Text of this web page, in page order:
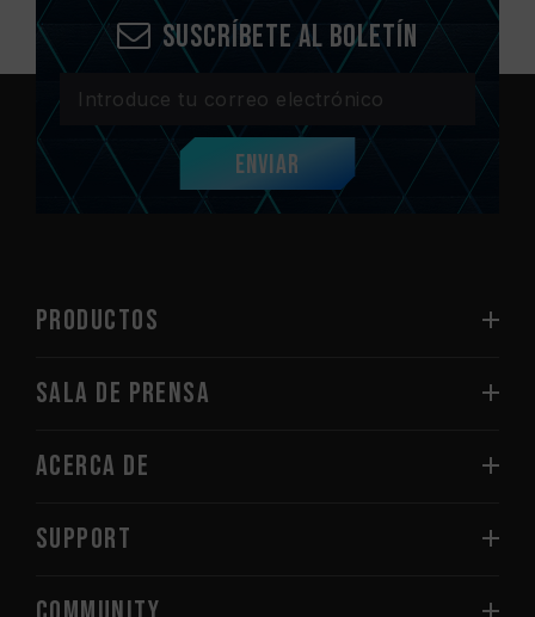
Suscríbete al boletín
Enviar
PRODUCTOS
Sala de prensa
Acerca de
SUPPORT